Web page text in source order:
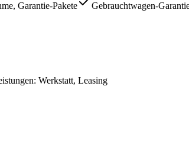
Garantie-Pakete Gebrauchtwagen-
: Werkstatt, Leasing